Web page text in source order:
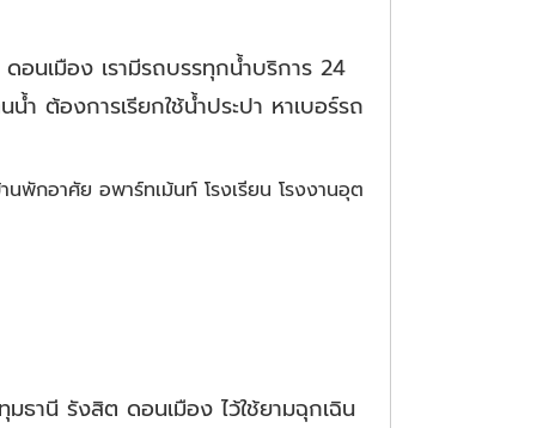
อนเมือง เรามีรถบรรทุกน้ำบริการ 24
ต้องการเรียกใช้น้ำประปา หาเบอร์รถ
นพักอาศัย อพาร์ทเม้นท์ โรงเรียน โรงงานอุต
านี รังสิต ดอนเมือง ไว้ใช้ยามฉุกเฉิน